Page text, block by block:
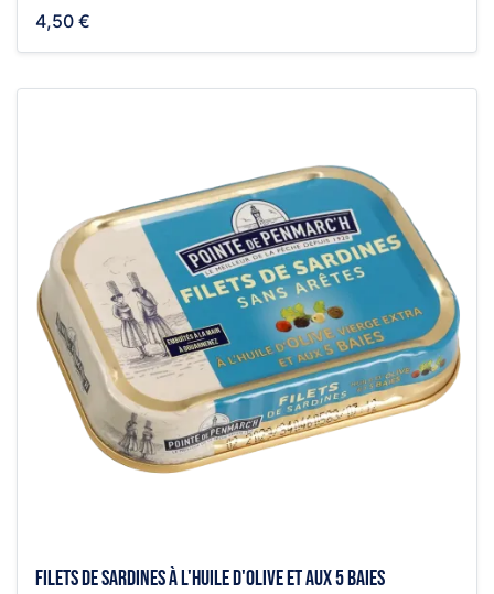
4,50 €
Filets de sardines à l'huile d'olive et aux 5 baies